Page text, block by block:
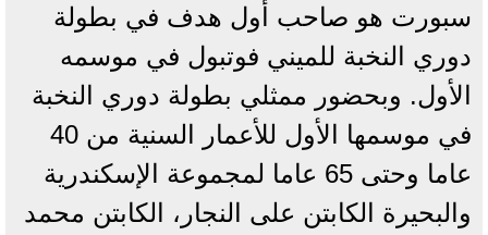
سبورت هو صاحب أول هدف في بطولة
دوري النخبة للميني فوتبول في موسمه
الأول. وبحضور ممثلي بطولة دوري النخبة
في موسمها الأول للأعمار السنية من 40
عاما وحتى 65 عاما لمجموعة الإسكندرية
والبحيرة الكابتن على النجار، الكابتن محمد